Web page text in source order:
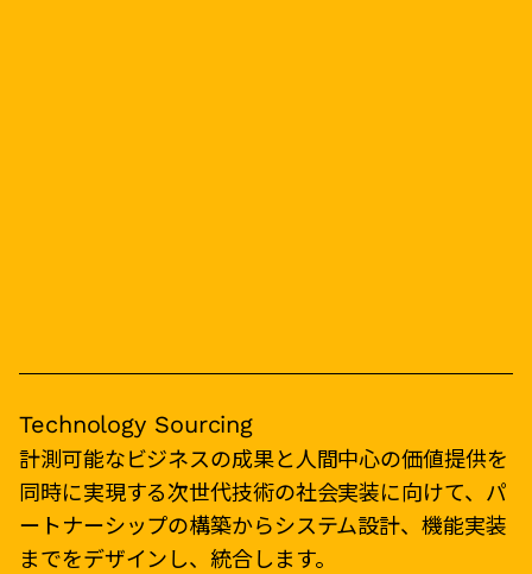
Technology Sourcing
計測可能なビジネスの成果と人間中心の価値提供を
同時に実現する次世代技術の社会実装に向けて、パ
ートナーシップの構築からシステム設計、機能実装
までをデザインし、統合します。